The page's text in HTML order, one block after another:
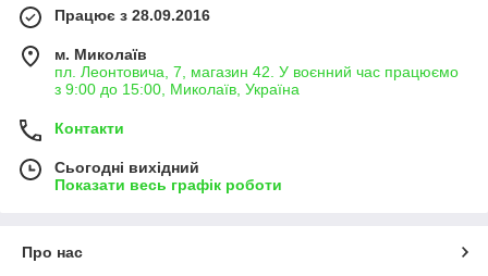
Працює з 28.09.2016
м. Миколаїв
пл. Леонтовича, 7, магазин 42. У воєнний час працюємо
з 9:00 до 15:00, Миколаїв, Україна
Контакти
Сьогодні вихідний
Показати весь графік роботи
Про нас